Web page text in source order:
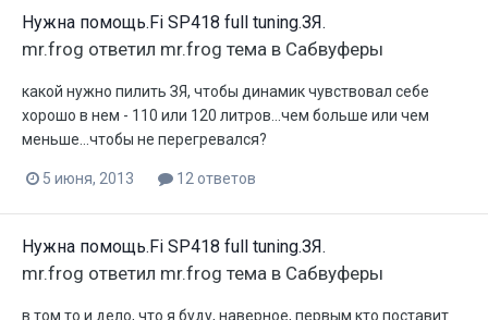
Нужна помощь.Fi SP418 full tuning.ЗЯ.
mr.frog ответил mr.frog тема в Сабвуферы
какой нужно пилить ЗЯ, чтобы динамик чувствовал себе
хорошо в нем - 110 или 120 литров...чем больше или чем
меньше...чтобы не перегревался?
5 июня, 2013 12 ответов
Нужна помощь.Fi SP418 full tuning.ЗЯ.
mr.frog ответил mr.frog тема в Сабвуферы
в том то и дело, что я буду, наверное, первым кто поставит